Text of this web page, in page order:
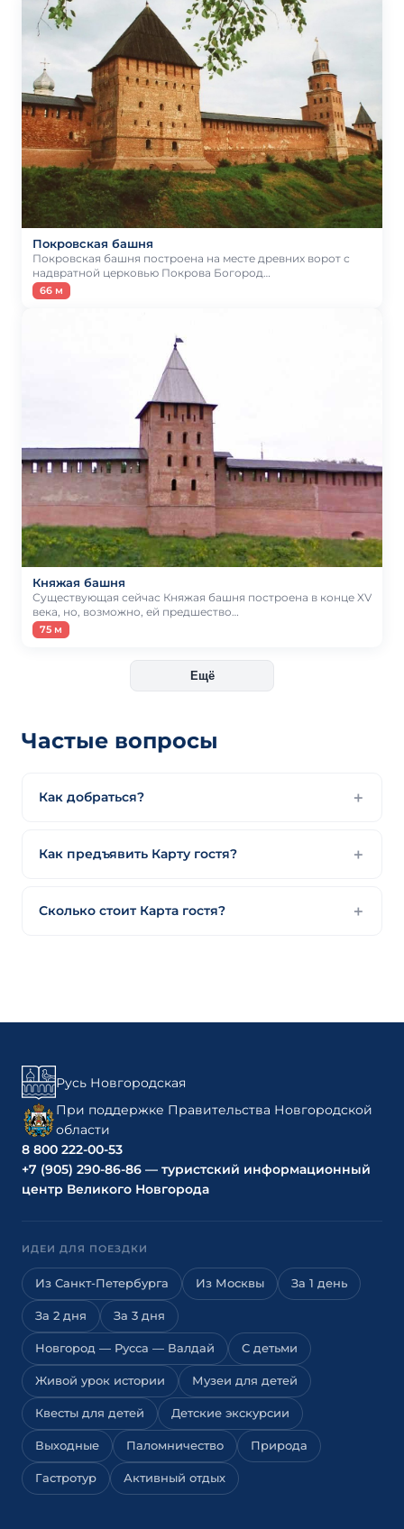
Покровская башня
Покровская башня построена на месте древних ворот с
надвратной церковью Покрова Богород…
66 м
Княжая башня
Существующая сейчас Княжая башня построена в конце XV
века, но, возможно, ей предшество…
75 м
Ещё
Частые вопросы
Как добраться?
Как предъявить Карту гостя?
Сколько стоит Карта гостя?
Русь Новгородская
При поддержке Правительства Новгородской
области
8 800 222-00-53
+7 (905) 290-86-86 — туристский информационный
центр Великого Новгорода
ИДЕИ ДЛЯ ПОЕЗДКИ
Из Санкт-Петербурга Из Москвы За 1 день
За 2 дня За 3 дня
Новгород — Русса — Валдай С детьми
Живой урок истории Музеи для детей
Квесты для детей Детские экскурсии
Выходные Паломничество Природа
Гастротур Активный отдых